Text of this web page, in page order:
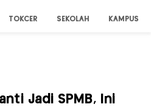
TOKCER SEKOLAH KAMPUS
Jadi SPMB, Ini